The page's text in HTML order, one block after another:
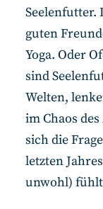
Seelenfutter.
guten
Yoga. Oder
sind
Welten,
im Chaos
sich die
letzten
unwohl)